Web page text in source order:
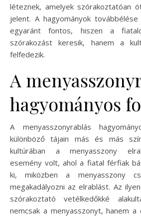
léteznek, amelyek szórakoztatóan
jelent. A hagyományok
egyaránt fontos, hiszen a
szórakozást keresik, hanem a
felfedezik.
A
hagyományos
A menyasszonyrablás
különböző tájain más és más
kultúrában a menyasszony
esemény volt, ahol a fiatal férfiak
ki, miközben a menyasszony
megakadályozni az elrablást. Az
szórakoztató vetélkedőkké
nemcsak a menyasszonyt, hanem